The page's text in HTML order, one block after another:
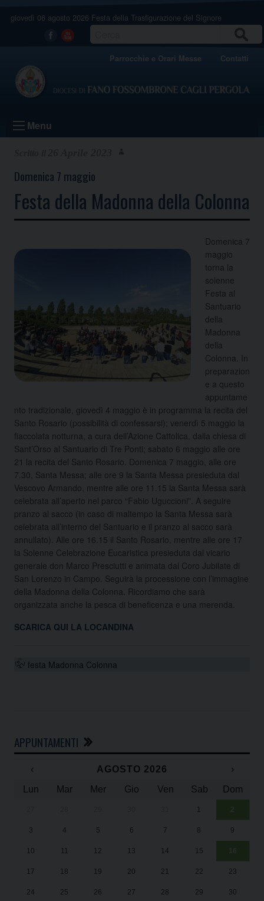
giovedì 06 agosto 2026 Festa della Trasfigurazione del Signore
Facebook
Youtube
Parrocchie e Orari Messe Contatti
Menu
Domenica 7 maggio
Festa della Madonna della Colonna
Domenica 7
maggio
torna la
solenne
Festa al
Santuario
della
Madonna
della
Colonna. In
preparazion
e a questo
appuntame
nto tradizionale, giovedì 4 maggio è in programma la recita del
Santo Rosario (possibilità di confessarsi); venerdì 5 maggio la
fiaccolata notturna, a cura dell’Azione Cattolica, dalla chiesa di
Sant’Orso al Santuario di Tre Ponti; sabato 6 maggio alle ore
21 la recita del Santo Rosario. Domenica 7 maggio, alle ore
7.30, Santa Messa; alle ore 9 la Santa Messa presieduta dal
Vescovo Armando, mentre alle ore 11.15 la Santa Messa sarà
celebrata all’aperto nel parco “Fabio Uguccioni”. A seguire
pranzo al sacco (in caso di maltempo la Santa Messa sarà
celebrata all’interno del Santuario e il pranzo al sacco sarà
annullato). Alle ore 16.15 il Santo Rosario, mentre alle ore 17
la Solenne Celebrazione Eucaristica presieduta dal vicario
generale don Marco Presciutti e animata dal Coro Jubilate di
San Lorenzo in Campo. Seguirà la processione con l’immagine
della Madonna della Colonna. Ricordiamo che sarà
organizzata anche la pesca di beneficenza e una merenda.
SCARICA QUI LA LOCANDINA
festa Madonna Colonna
APPUNTAMENTI
‹ AGOSTO 2026
›
Lun
Mar Mer Gio Ven Sab Dom
1 2
3 4 5 6 7 8 9
10 11 12 13 14 15 16
17 18 19 20 21 22 23
24 25 26 27 28 29 30